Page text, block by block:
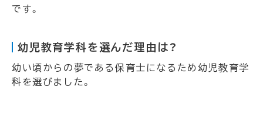
です。
幼児教育学科を選んだ理由は？
幼い頃からの夢である保育士になるため幼児教育学
科を選びました。